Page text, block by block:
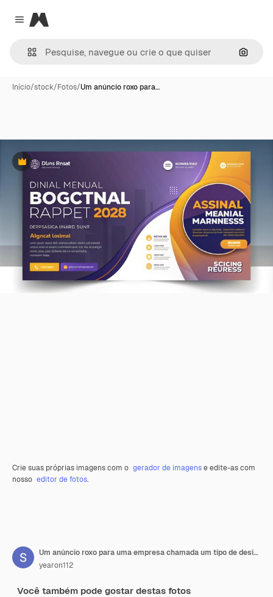
Close menu
Magnific
Início/stock/Fotos/Um anúncio roxo para…
Premium
Crie suas próprias imagens com o gerador de imagense edite-as com
nosso editor de fotos.
Um anúncio roxo para uma empresa chamada um tipo de design
yearon112
Você também pode gostar destas fotos